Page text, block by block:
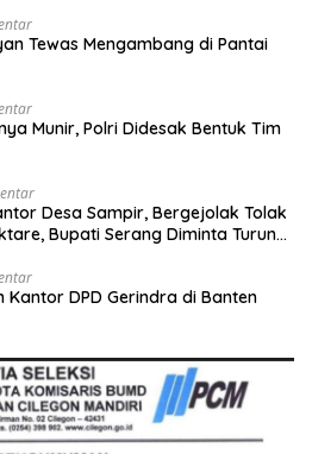
Tewas Mengambang di Pantai
Munir, Polri Didesak Bentuk Tim
Desa Sampir, Bergejolak Tolak
Bupati Serang Diminta Turun
Kantor DPD Gerindra di Banten